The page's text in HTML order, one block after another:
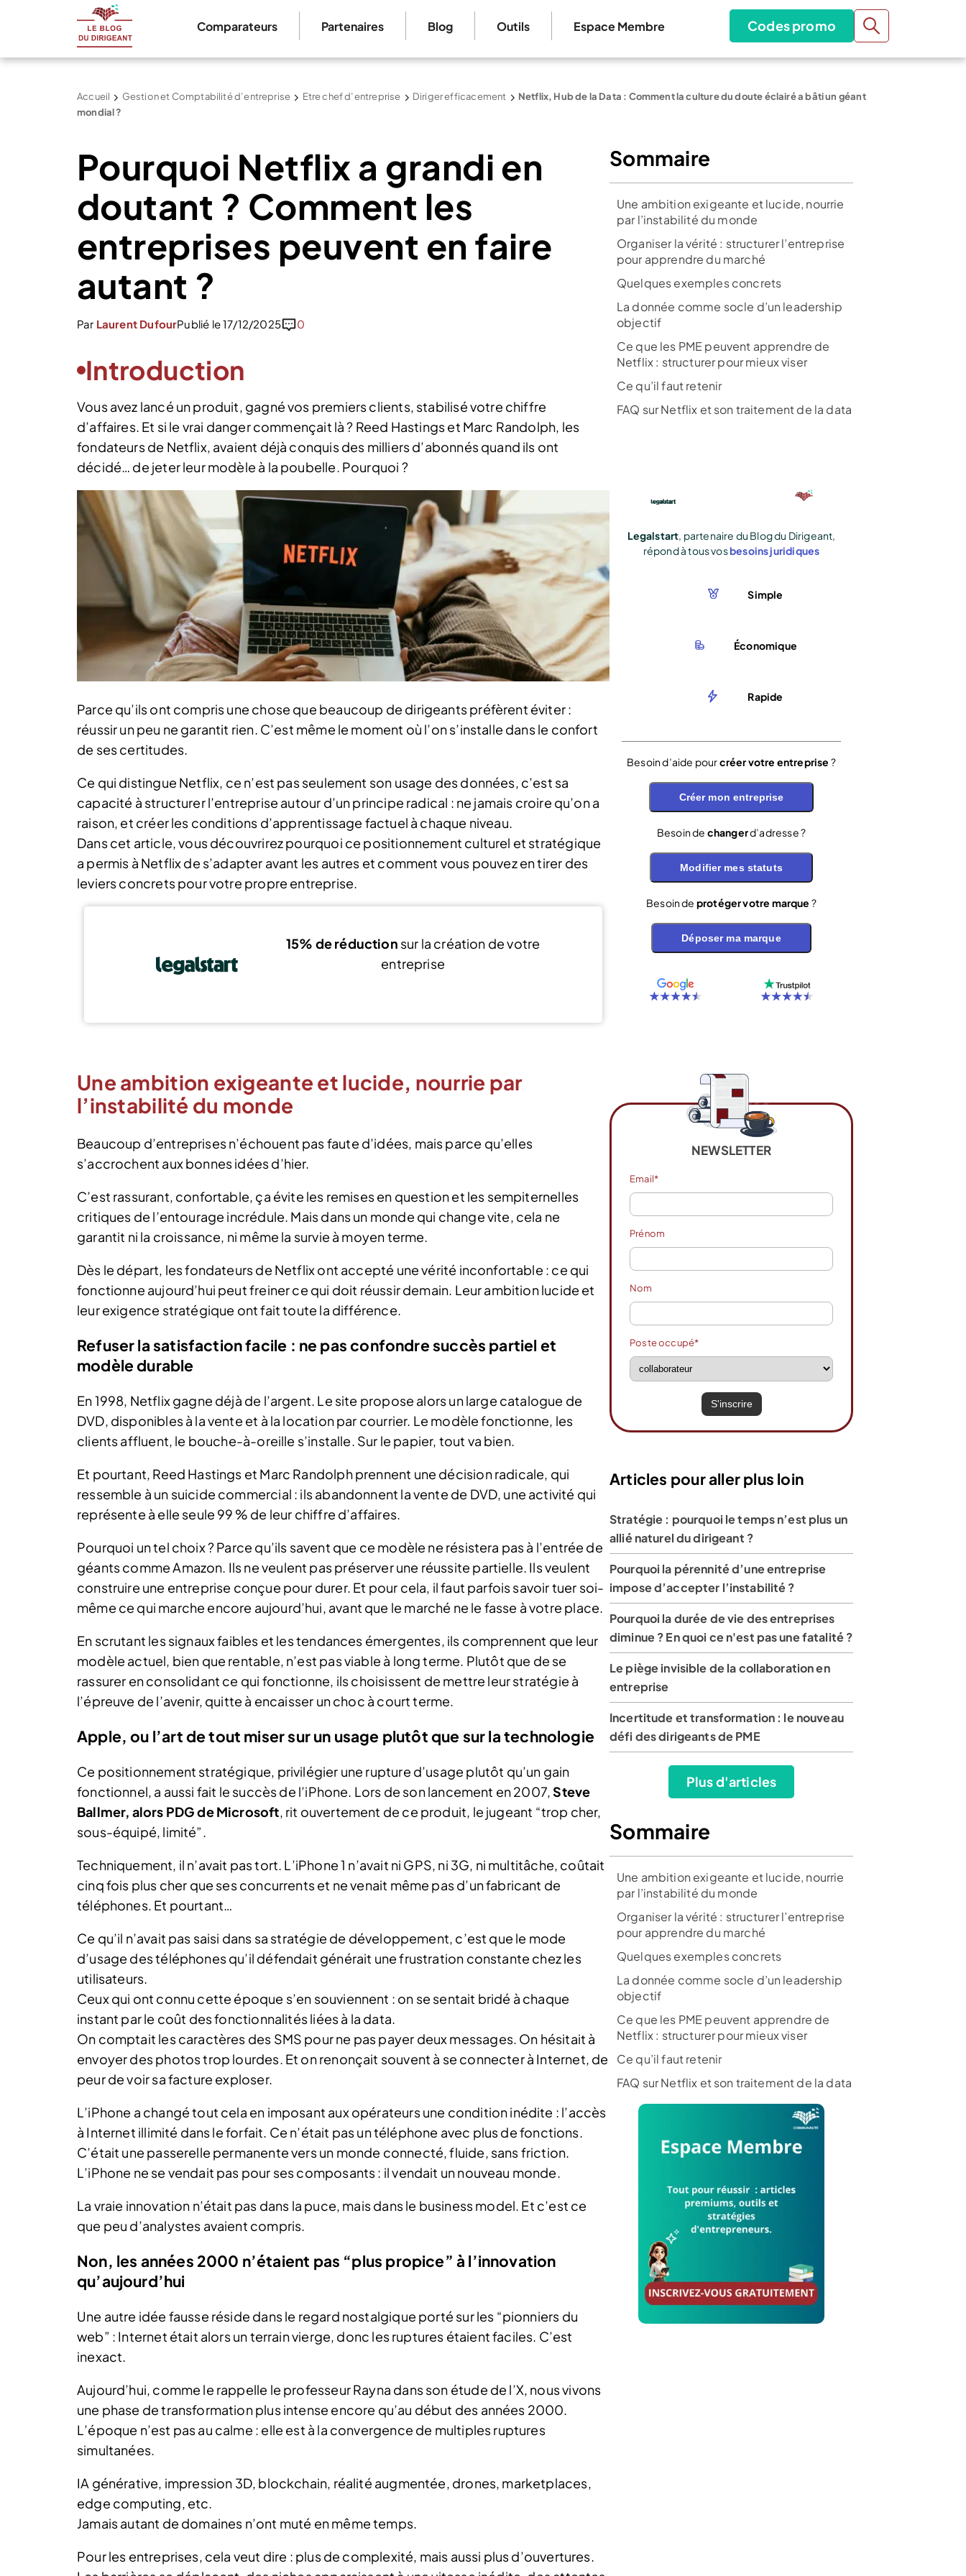
Comparateurs Partenaires Blog Outils Espace Membre Codes promo
Accueil Gestion et Comptabilité d’entreprise Etre chef d’entreprise Diriger efficacement
Netflix, Hub de la Data : Comment la culture du doute éclairé a bâti un géant
mondial ?
Pourquoi Netflix a grandi en
doutant ? Comment les
entreprises peuvent en faire
autant ?
Par Laurent DufourPublié le 17/12/2025 0
Introduction
Vous avez lancé un produit, gagné vos premiers clients, stabilisé votre chiffre
d’affaires. Et si le vrai danger commençait là ? Reed Hastings et Marc Randolph, les
fondateurs de Netflix, avaient déjà conquis des milliers d’abonnés quand ils ont
décidé… de jeter leur modèle à la poubelle. Pourquoi ?
Parce qu’ils ont compris une chose que beaucoup de dirigeants préfèrent éviter :
réussir un peu ne garantit rien. C’est même le moment où l’on s’installe dans le confort
de ses certitudes.
Ce qui distingue Netflix, ce n’est pas seulement son usage des données, c’est sa
capacité à structurer l’entreprise autour d’un principe radical : ne jamais croire qu’on a
raison, et créer les conditions d’apprentissage factuel à chaque niveau.
Dans cet article, vous découvrirez pourquoi ce positionnement culturel et stratégique
a permis à Netflix de s’adapter avant les autres et comment vous pouvez en tirer des
leviers concrets pour votre propre entreprise.
15% de réduction sur la création de votre
entreprise
Une ambition exigeante et lucide, nourrie par
l’instabilité du monde
Beaucoup d’entreprises n’échouent pas faute d’idées, mais parce qu’elles
s’accrochent aux bonnes idées d’hier.
C’est rassurant, confortable, ça évite les remises en question et les sempiternelles
critiques de l’entourage incrédule. Mais dans un monde qui change vite, cela ne
garantit ni la croissance, ni même la survie à moyen terme.
Dès le départ, les fondateurs de Netflix ont accepté une vérité inconfortable : ce qui
fonctionne aujourd’hui peut freiner ce qui doit réussir demain. Leur ambition lucide et
leur exigence stratégique ont fait toute la différence.
Refuser la satisfaction facile : ne pas confondre succès partiel et
modèle durable
En 1998, Netflix gagne déjà de l’argent. Le site propose alors un large catalogue de
DVD, disponibles à la vente et à la location par courrier. Le modèle fonctionne, les
clients affluent, le bouche-à-oreille s’installe. Sur le papier, tout va bien.
Et pourtant, Reed Hastings et Marc Randolph prennent une décision radicale, qui
ressemble à un suicide commercial : ils abandonnent la vente de DVD, une activité qui
représente à elle seule 99 % de leur chiffre d’affaires.
Pourquoi un tel choix ? Parce qu’ils savent que ce modèle ne résistera pas à l’entrée de
géants comme Amazon. Ils ne veulent pas préserver une réussite partielle. Ils veulent
construire une entreprise conçue pour durer. Et pour cela, il faut parfois savoir tuer soi-
même ce qui marche encore aujourd’hui, avant que le marché ne le fasse à votre place.
En scrutant les signaux faibles et les tendances émergentes, ils comprennent que leur
modèle actuel, bien que rentable, n’est pas viable à long terme. Plutôt que de se
rassurer en consolidant ce qui fonctionne, ils choisissent de mettre leur stratégie à
l’épreuve de l’avenir, quitte à encaisser un choc à court terme.
Apple, ou l’art de tout miser sur un usage plutôt que sur la technologie
Ce positionnement stratégique, privilégier une rupture d’usage plutôt qu’un gain
fonctionnel, a aussi fait le succès de l’iPhone. Lors de son lancement en 2007,Steve
Ballmer, alors PDG de Microsoft, rit ouvertement de ce produit, le jugeant “trop cher,
sous-équipé, limité”.
Techniquement, il n’avait pas tort. L’iPhone 1 n’avait ni GPS, ni 3G, ni multitâche, coûtait
cinq fois plus cher que ses concurrents et ne venait même pas d’un fabricant de
téléphones. Et pourtant…
Ce qu’il n’avait pas saisi dans sa stratégie de développement, c’est que le mode
d’usage des téléphones qu’il défendait générait une frustration constante chez les
utilisateurs.
Ceux qui ont connu cette époque s’en souviennent : on se sentait bridé à chaque
instant par le coût des fonctionnalités liées à la data.
On comptait les caractères des SMS pour ne pas payer deux messages. On hésitait à
envoyer des photos trop lourdes. Et on renonçait souvent à se connecter à Internet, de
peur de voir sa facture exploser.
L’iPhone a changé tout cela en imposant aux opérateurs une condition inédite : l’accès
à Internet illimité dans le forfait. Ce n’était pas un téléphone avec plus de fonctions.
C’était une passerelle permanente vers un monde connecté, fluide, sans friction.
L’iPhone ne se vendait pas pour ses composants : il vendait un nouveau monde.
La vraie innovation n’était pas dans la puce, mais dans le business model. Et c’est ce
que peu d’analystes avaient compris.
Non, les années 2000 n’étaient pas “plus propice” à l’innovation
qu’aujourd’hui
Une autre idée fausse réside dans le regard nostalgique porté sur les “pionniers du
web” : Internet était alors un terrain vierge, donc les ruptures étaient faciles. C’est
inexact.
Aujourd’hui, comme le rappelle le professeur Rayna dans son étude de l’X, nous vivons
une phase de transformation plus intense encore qu’au début des années 2000.
L’époque n’est pas au calme : elle est à la convergence de multiples ruptures
simultanées.
IA générative, impression 3D, blockchain, réalité augmentée, drones, marketplaces,
edge computing, etc.
Jamais autant de domaines n’ont muté en même temps.
Pour les entreprises, cela veut dire : plus de complexité, mais aussi plus d’ouvertures.
Sommaire
Une ambition exigeante et lucide, nourrie
par l’instabilité du monde
Organiser la vérité : structurer l’entreprise
pour apprendre du marché
Quelques exemples concrets
La donnée comme socle d’un leadership
objectif
Ce que les PME peuvent apprendre de
Netflix : structurer pour mieux viser
Ce qu’il faut retenir
FAQ sur Netflix et son traitement de la data
Legalstart, partenaire du Blog du Dirigeant,
répond à tous vosbesoins juridiques
Simple
Économique
Rapide
Besoin d’aide pourcréer votre entreprise ?
Créer mon entreprise
Besoin de changerd’adresse ?
Modifier mes statuts
Besoin de protéger votre marque ?
Déposer ma marque
NEWSLETTER
Email*
Prénom
Nom
Poste occupé*
Articles pour aller plus loin
Stratégie : pourquoi le temps n’est plus un
allié naturel du dirigeant ?
Pourquoi la pérennité d’une entreprise
impose d’accepter l’instabilité ?
Pourquoi la durée de vie des entreprises
diminue ? En quoi ce n'est pas une fatalité ?
Le piège invisible de la collaboration en
entreprise
Incertitude et transformation : le nouveau
défi des dirigeants de PME
Plus d'articles
Sommaire
Une ambition exigeante et lucide, nourrie
par l’instabilité du monde
Organiser la vérité : structurer l’entreprise
pour apprendre du marché
Quelques exemples concrets
La donnée comme socle d’un leadership
objectif
Ce que les PME peuvent apprendre de
Netflix : structurer pour mieux viser
Ce qu’il faut retenir
FAQ sur Netflix et son traitement de la data